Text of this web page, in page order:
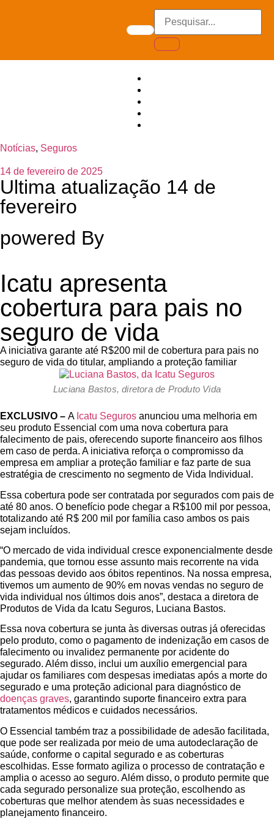
Notícias, Seguros
14 de fevereiro de 2025
Ultima atualização 14 de
fevereiro
powered By
Icatu apresenta
cobertura para pais no
seguro de vida
A iniciativa garante até R$200 mil de cobertura para pais no
seguro de vida do titular, ampliando a proteção familiar
Luciana Bastos, diretora de Produto Vida
EXCLUSIVO – A Icatu Seguros anunciou uma melhoria em
seu produto Essencial com uma nova cobertura para
falecimento de pais, oferecendo suporte financeiro aos filhos
em caso de perda. A iniciativa reforça o compromisso da
empresa em ampliar a proteção familiar e faz parte de sua
estratégia de crescimento no segmento de Vida Individual.
Essa cobertura pode ser contratada por segurados com pais de
até 80 anos. O benefício pode chegar a R$100 mil por pessoa,
totalizando até R$ 200 mil por família caso ambos os pais
sejam incluídos.
“O mercado de vida individual cresce exponencialmente desde
pandemia, que tornou esse assunto mais recorrente na vida
das pessoas devido aos óbitos repentinos. Na nossa empresa,
tivemos um aumento de 90% em novas vendas no seguro de
vida individual nos últimos dois anos”, destaca a diretora de
Produtos de Vida da Icatu Seguros, Luciana Bastos.
Essa nova cobertura se junta às diversas outras já oferecidas
pelo produto, como o pagamento de indenização em casos de
falecimento ou invalidez permanente por acidente do
segurado. Além disso, inclui um auxílio emergencial para
ajudar os familiares com despesas imediatas após a morte do
segurado e uma proteção adicional para diagnóstico de
doenças graves, garantindo suporte financeiro extra para
tratamentos médicos e cuidados necessários.
O Essencial também traz a possibilidade de adesão facilitada,
que pode ser realizada por meio de uma autodeclaração de
saúde, conforme o capital segurado e as coberturas
escolhidas. Esse formato agiliza o processo de contratação e
amplia o acesso ao seguro. Além disso, o produto permite que
cada segurado personalize sua proteção, escolhendo as
coberturas que melhor atendem às suas necessidades e
planejamento financeiro.